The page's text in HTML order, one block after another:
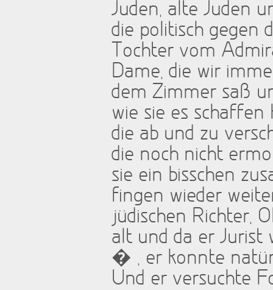
Juden, alte Juden
die politisch gegen
Tochter vom
Dame, die wir
dem Zimmer saß
wie sie es
die ab und zu
die noch nicht
sie ein bisschen
fingen wieder
jüdischen Richter,
alt und da er Jurist
� , er konnte
Und er versuchte